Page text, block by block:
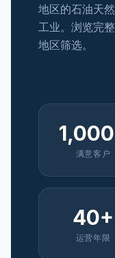
地区的石油天
工业。浏览完
地区筛选。
满意客户
40+
运营年限